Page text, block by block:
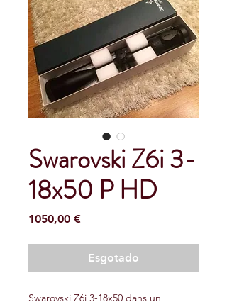
Swarovski Z6i 3-
18x50 P HD
1050,00 €Preço
Esgotado
Swarovski Z6i 3-18x50 dans un